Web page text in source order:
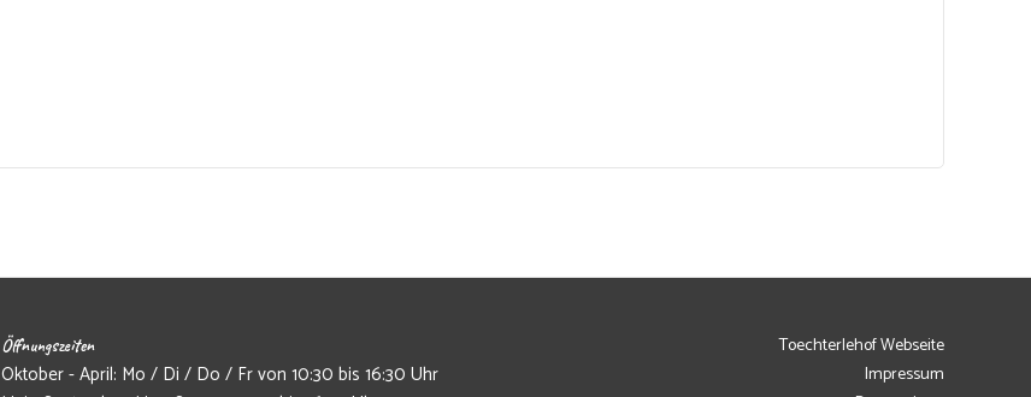
Öffnungszeiten
Oktober - April: Mo / Di / Do / Fr von 10:30 bis 16:30 Uhr
Toechterlehof Webseite
Impressum